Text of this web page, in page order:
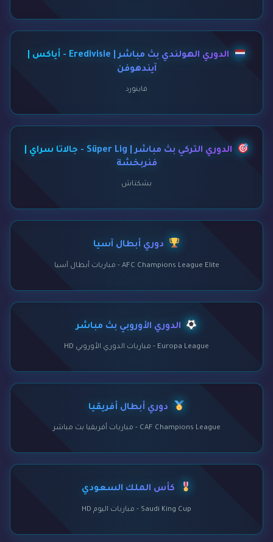
الدوري الهولندي بث مباشر | Eredivisie - أياكس |
آيندهوفن
فاينورد
الدوري التركي بث مباشر | Süper Lig - جالاتا سراي |
فنربخشة
بشكتاش
دوري أبطال آسيا
AFC Champions League Elite - مباريات أبطال آسيا
الدوري الأوروبي بث مباشر
Europa League - مباريات الدوري الأوروبي HD
دوري أبطال أفريقيا
CAF Champions League - مباريات أفريقيا بث مباشر
كأس الملك السعودي
Saudi King Cup - مباريات اليوم HD